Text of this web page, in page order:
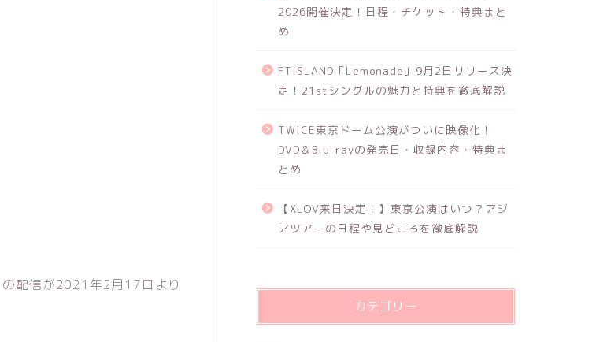
配信が2021年2月17日より
2026開催決定！日程・チケット・特典まと
め
FTISLAND「Lemonade」9月2日リリース決
定！21stシングルの魅力と特典を徹底解説
TWICE東京ドーム公演がついに映像化！
DVD＆Blu-rayの発売日・収録内容・特典ま
とめ
【XLOV来日決定！】東京公演はいつ？アジ
アツアーの日程や見どころを徹底解説
カテゴリー